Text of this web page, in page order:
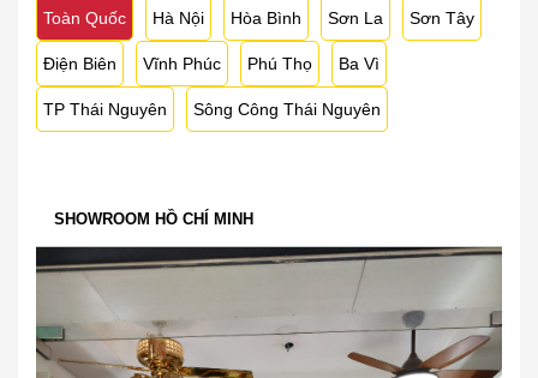
Toàn Quốc Hà Nội Hòa Bình Sơn La Sơn Tây
Điện Biên Vĩnh Phúc Phú Thọ Ba Vì
TP Thái Nguyên Sông Công Thái Nguyên
SHOWROOM HỒ CHÍ MINH